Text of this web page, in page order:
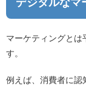
デジタルなマ
マーケティングと
す。
例えば、消費者に認